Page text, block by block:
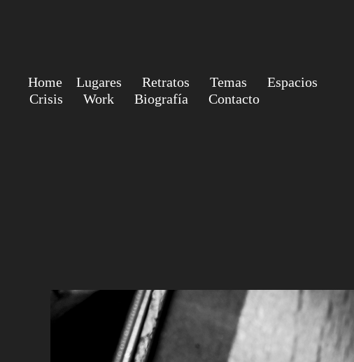
Home Lugares Retratos Temas
Espacios
Crisis
Work Biografía Contacto